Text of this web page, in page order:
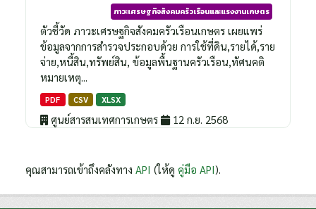
ภาวะเศรษฐกิจสังคมครัวเรือนและแรงงานเกษตร
ตัวชี้วัด ภาวะเศรษฐกิจสังคมครัวเรือนเกษตร เผยแพร่
ข้อมูลจากการสำรวจประกอบด้วย การใช้ที่ดิน,รายได้,ราย
จ่าย,หนี้สิน,ทรัพย์สิน, ข้อมูลพื้นฐานครัวเรือน,ทัศนคติ
หมายเหตุ...
PDF CSV XLSX
ศูนย์สารสนเทศการเกษตร 12 ก.ย. 2568
คุณสามารถเข้าถึงคลังทาง API (ให้ดู คู่มือ API).